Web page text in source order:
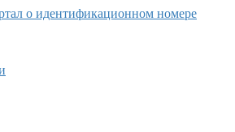
о идентификационном номере